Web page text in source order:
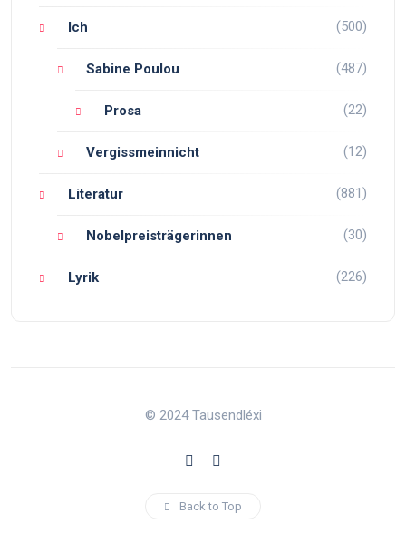
Ich (500)
Sabine Poulou (487)
Prosa (22)
Vergissmeinnicht (12)
Literatur (881)
Nobelpreisträgerinnen (30)
Lyrik (226)
© 2024 Tausendléxi
Back to Top